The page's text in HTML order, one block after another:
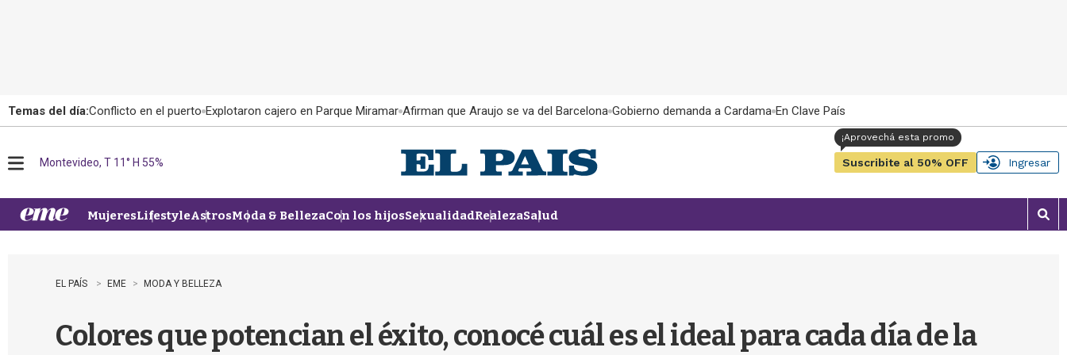
Temas del día:Conflicto en el puerto Explotaron cajero en Parque Miramar Afirman que Araujo se va del Barcelona Gobierno demanda a Cardama En Clave País
u
Montevideo, T 11° H 55% Suscribite al 50% OFF Ingresar
MujeresLifestyleAstrosModa & BellezaCon los hijosSexualidadRealezaSalud
M
o
EL PAÍS EME MODA Y BELLEZA
Colores que potencian el éxito, conocé cuál es el ideal para cada día de la